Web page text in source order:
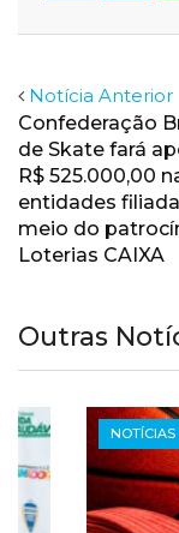
Notícia Anterior
Confederação
de Skate fará
R$ 525.000,00
entidades
meio do
Loterias CAIXA
Outras
NOTÍCIAS